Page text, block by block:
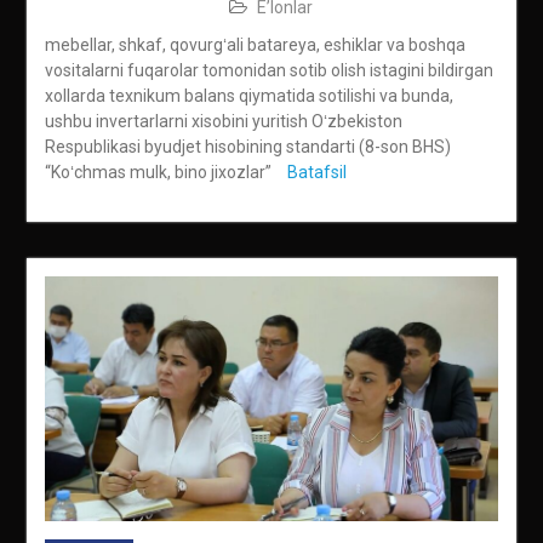
E’lonlar
mebellar, shkaf, qovurgʻali batareya, eshiklar va boshqa
vositalarni fuqarolar tomonidan sotib olish istagini bildirgan
xollarda texnikum balans qiymatida sotilishi va bunda,
ushbu invertarlarni xisobini yuritish Oʻzbekiston
Respublikasi byudjet hisobining standarti (8-son BHS)
“Koʻchmas mulk, bino jixozlar”
Batafsil